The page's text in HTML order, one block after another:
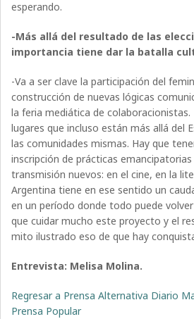
esperando.
-Más allá del resultado de las
importancia tiene dar la batalla
-Va a ser clave la participación del
construcción de nuevas lógicas
la feria mediática de colaboracionistas.
lugares que incluso están más allá del
las comunidades mismas. Hay que
inscripción de prácticas
transmisión nuevos: en el cine, en la
Argentina tiene en ese sentido un
en un período donde todo puede
que cuidar mucho este proyecto y el
mito ilustrado eso de que hay
Entrevista: Melisa Molina.
Regresar a Prensa Alternativa Diario
Prensa Popular